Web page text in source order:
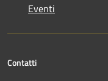
Eventi
Contatti